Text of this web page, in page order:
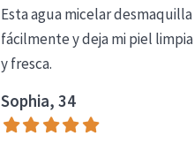
Esta agua micelar desmaquilla
fácilmente y deja mi piel limpia
y fresca.
Sophia, 34